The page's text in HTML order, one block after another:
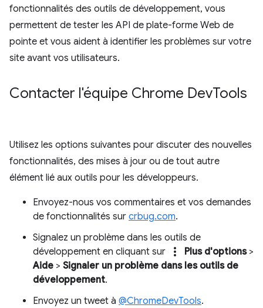
fonctionnalités des outils de développement, vous
permettent de tester les API de plate-forme Web de
pointe et vous aident à identifier les problèmes sur votre
site avant vos utilisateurs.
Contacter l'équipe Chrome DevTools
Utilisez les options suivantes pour discuter des nouvelles
fonctionnalités, des mises à jour ou de tout autre
élément lié aux outils pour les développeurs.
Envoyez-nous vos commentaires et vos demandes
de fonctionnalités sur crbug.com.
Signalez un problème dans les outils de
développement en cliquant sur
more_vert Plus d'options>
Aide > Signaler un problème dans les outils de
développement.
Envoyez un tweet à @ChromeDevTools.